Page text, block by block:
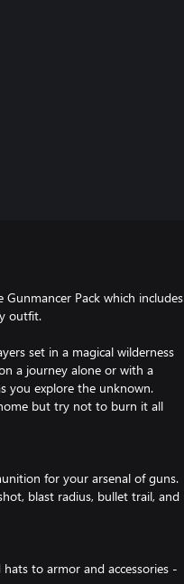
Pack which includes
outfit.
set in a magical wilderness
a journey alone or with a
you explore the unknown.
but try not to burn it all
for your arsenal of guns.
blast radius, bullet trail, and
to armor and accessories -